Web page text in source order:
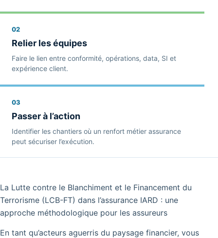
02
Relier les équipes
Faire le lien entre conformité, opérations, data, SI et
expérience client.
03
Passer à l’action
Identifier les chantiers où un renfort métier assurance
peut sécuriser l’exécution.
La Lutte contre le Blanchiment et le Financement du
Terrorisme (LCB-FT) dans l’assurance IARD : une
approche méthodologique pour les assureurs
En tant qu’acteurs aguerris du paysage financier, vous